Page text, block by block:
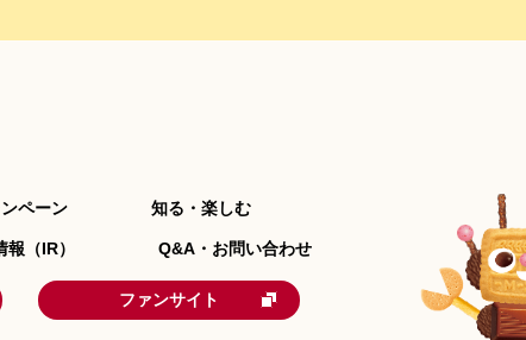
ペーン 知る・楽しむ
（IR） Q&A・お問い合わせ
ファンサイト